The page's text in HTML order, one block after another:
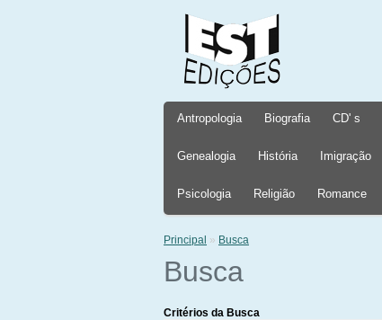
Antropologia Biografia CD' s
Genealogia História Imigração
Psicologia Religião Romance
Principal » Busca
Busca
Critérios da Busca